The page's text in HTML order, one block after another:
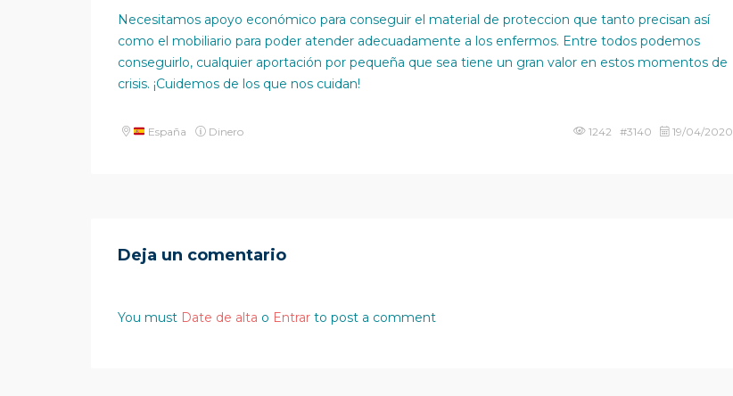
Necesitamos apoyo económico para conseguir el material de proteccion que tanto precisan así
como el mobiliario para poder atender adecuadamente a los enfermos. Entre todos podemos
conseguirlo, cualquier aportación por pequeña que sea tiene un gran valor en estos momentos de
crisis. ¡Cuidemos de los que nos cuidan!
España Dinero 1242 #3140 19/04/2020
Deja un comentario
You must Date de alta o Entrar to post a comment